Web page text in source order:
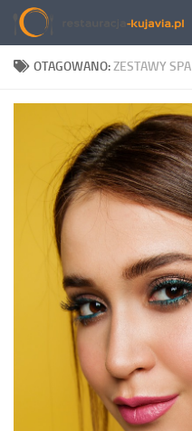
Przeskocz do treści
OTAGOWANO:ZESTAWY SPA